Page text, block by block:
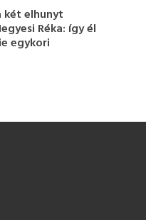
két elhunyt
Réka: így él
egykori